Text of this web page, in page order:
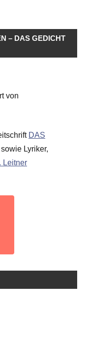
– DAS GEDICHT
von
DAS
sowie Lyriker,
Leitner